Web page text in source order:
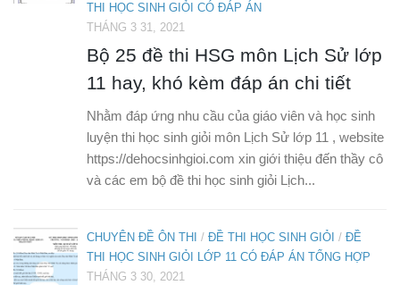
THI HỌC SINH GIỎI CÓ ĐÁP ÁN
THÁNG 3 31, 2021
Bộ 25 đề thi HSG môn Lịch Sử lớp
11 hay, khó kèm đáp án chi tiết
Nhằm đáp ứng nhu cầu của giáo viên và học sinh
luyện thi học sinh giỏi môn Lịch Sử lớp 11 , website
https://dehocsinhgioi.com xin giới thiệu đến thầy cô
và các em bộ đề thi học sinh giỏi Lịch...
CHUYÊN ĐỀ ÔN THI / ĐỀ THI HỌC SINH GIỎI / ĐỀ
THI HỌC SINH GIỎI LỚP 11 CÓ ĐÁP ÁN TỔNG HỢP
THÁNG 3 30, 2021